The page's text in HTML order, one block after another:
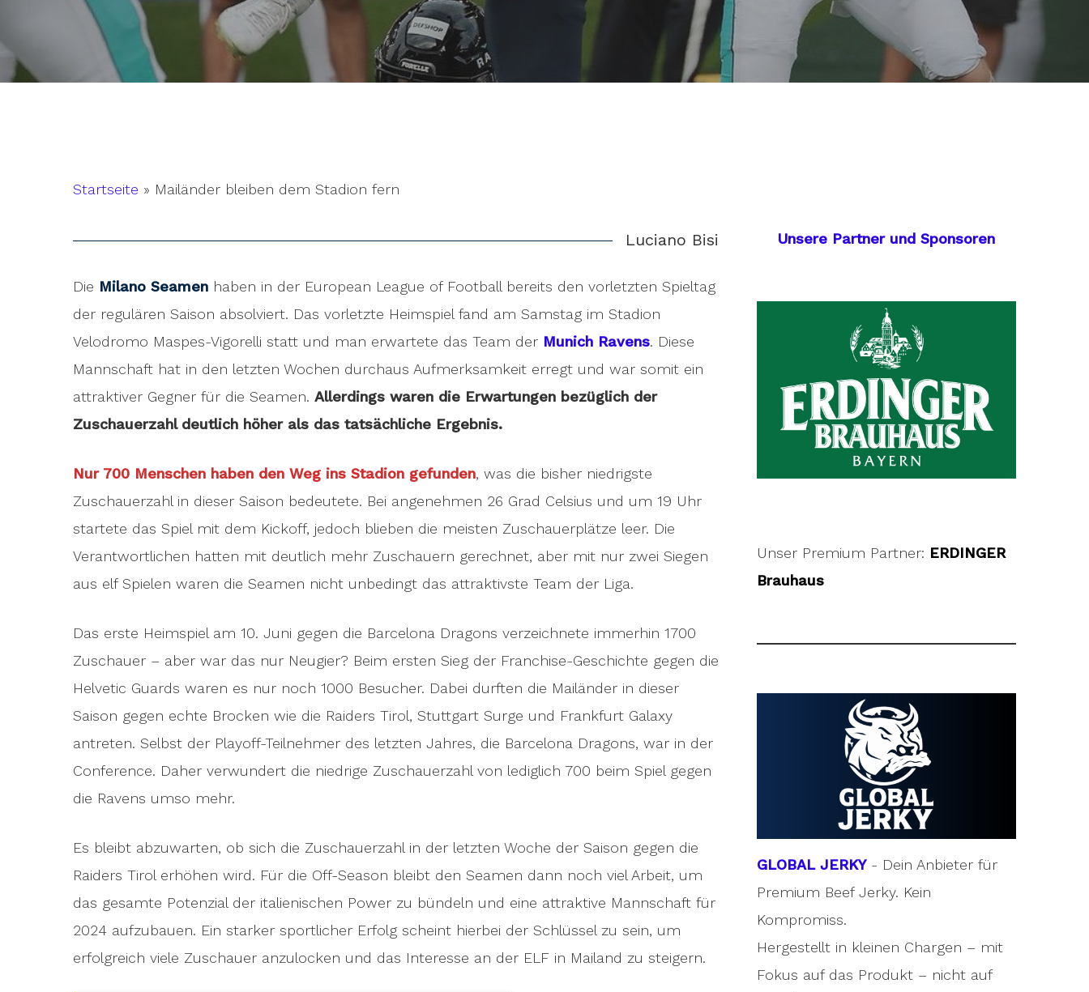
Hit enter to search or ESC to close
Startseite » Mailänder bleiben dem Stadion fern
Luciano Bisi
Die Milano Seamen haben in der European League of Football bereits den vorletzten Spieltag
der regulären Saison absolviert. Das vorletzte Heimspiel fand am Samstag im Stadion
Velodromo Maspes-Vigorelli statt und man erwartete das Team der Munich Ravens. Diese
Mannschaft hat in den letzten Wochen durchaus Aufmerksamkeit erregt und war somit ein
attraktiver Gegner für die Seamen. Allerdings waren die Erwartungen bezüglich der
Zuschauerzahl deutlich höher als das tatsächliche Ergebnis.
Nur 700 Menschen haben den Weg ins Stadion gefunden, was die bisher niedrigste
Zuschauerzahl in dieser Saison bedeutete. Bei angenehmen 26 Grad Celsius und um 19 Uhr
startete das Spiel mit dem Kickoff, jedoch blieben die meisten Zuschauerplätze leer. Die
Verantwortlichen hatten mit deutlich mehr Zuschauern gerechnet, aber mit nur zwei Siegen
aus elf Spielen waren die Seamen nicht unbedingt das attraktivste Team der Liga.
Das erste Heimspiel am 10. Juni gegen die Barcelona Dragons verzeichnete immerhin 1700
Zuschauer – aber war das nur Neugier? Beim ersten Sieg der Franchise-Geschichte gegen die
Helvetic Guards waren es nur noch 1000 Besucher. Dabei durften die Mailänder in dieser
Saison gegen echte Brocken wie die Raiders Tirol, Stuttgart Surge und Frankfurt Galaxy
antreten. Selbst der Playoff-Teilnehmer des letzten Jahres, die Barcelona Dragons, war in der
Conference. Daher verwundert die niedrige Zuschauerzahl von lediglich 700 beim Spiel gegen
die Ravens umso mehr.
Es bleibt abzuwarten, ob sich die Zuschauerzahl in der letzten Woche der Saison gegen die
Raiders Tirol erhöhen wird. Für die Off-Season bleibt den Seamen dann noch viel Arbeit, um
das gesamte Potenzial der italienischen Power zu bündeln und eine attraktive Mannschaft für
2024 aufzubauen. Ein starker sportlicher Erfolg scheint hierbei der Schlüssel zu sein, um
erfolgreich viele Zuschauer anzulocken und das Interesse an der ELF in Mailand zu steigern.
Unsere Partner und Sponsoren
Unser Premium Partner: ERDINGER
Brauhaus
GLOBAL JERKY- Dein Anbieter für
Premium Beef Jerky. Kein
Kompromiss.
Hergestellt in kleinen Chargen – mit
Fokus auf das Produkt – nicht auf